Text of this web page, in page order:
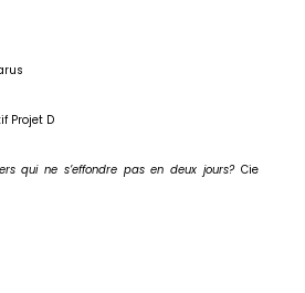
Projet D
qui ne s’effondre pas en deux jours?Cie